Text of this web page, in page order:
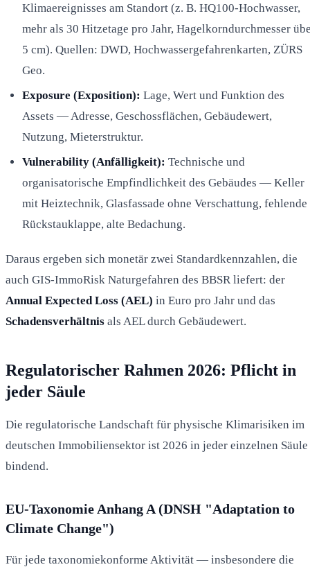
Klimaereignisses am Standort (z. B. HQ100-Hochwasser,
mehr als 30 Hitzetage pro Jahr, Hagelkorndurchmesser
5 cm). Quellen: DWD, Hochwassergefahrenkarten, ZÜRS
Geo.
Exposure (Exposition): Lage, Wert und Funktion des
Assets — Adresse, Geschossflächen, Gebäudewert,
Nutzung, Mieterstruktur.
Vulnerability (Anfälligkeit): Technische und
organisatorische Empfindlichkeit des Gebäudes — Keller
mit Heiztechnik, Glasfassade ohne Verschattung, fehlende
Rückstauklappe, alte Bedachung.
Daraus ergeben sich monetär zwei Standardkennzahlen, die
auch GIS-ImmoRisk Naturgefahren des BBSR liefert: der
Annual Expected Loss (AEL) in Euro pro Jahr und das
Schadensverhältnis als AEL durch Gebäudewert.
Regulatorischer Rahmen 2026: Pflicht in
jeder Säule
Die regulatorische Landschaft für physische Klimarisiken im
deutschen Immobiliensektor ist 2026 in jeder einzelnen Säule
bindend.
EU-Taxonomie Anhang A (DNSH "Adaptation to
Climate Change")
Für jede taxonomiekonforme Aktivität — insbesondere die